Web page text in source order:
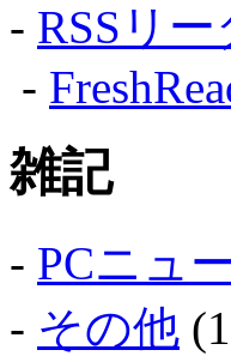
- RSSリー
-
雑記
- PCニュ
- その他